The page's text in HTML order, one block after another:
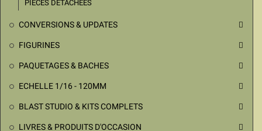
PIECES DETACHEES
CONVERSIONS & UPDATES 
FIGURINES 
PAQUETAGES & BACHES 
ECHELLE 1/16 - 120MM 
BLAST STUDIO & KITS COMPLETS 
LIVRES & PRODUITS D'OCCASION 